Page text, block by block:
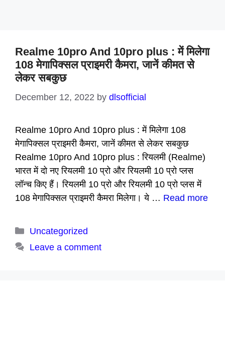
Realme 10pro And 10pro plus : में मिलेगा
108 मेगापिक्सल प्राइमरी कैमरा, जानें कीमत से
लेकर सबकुछ
December 12, 2022 by dlsofficial
Realme 10pro And 10pro plus : में मिलेगा 108
मेगापिक्सल प्राइमरी कैमरा, जानें कीमत से लेकर सबकुछ
Realme 10pro And 10pro plus : रियलमी (Realme)
भारत में दो नए रियलमी 10 प्रो और रियलमी 10 प्रो प्लस
लॉन्च किए हैं। रियलमी 10 प्रो और रियलमी 10 प्रो प्लस में
108 मेगापिक्सल प्राइमरी कैमरा मिलेगा। ये … Read more
Categories
Uncategorized
Leave a comment